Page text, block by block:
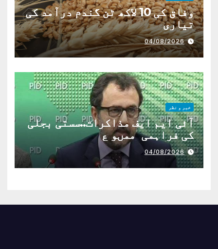
وفاق کی 10 لاکھ ٹن گندم درآمد کی
تیاری
04/08/2026
خبر و نظر
آئی ایم ایف مذاکرات..سستی بجلی
کی فراہمی ممںو ع
04/08/2026